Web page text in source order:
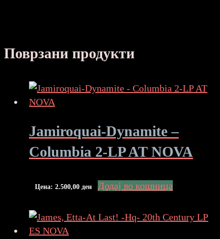
Поврзани продукти
Jamiroquai-Dynamite –
Columbia 2-LP AT NOVA
Цена: 2.500,00 ден Додај во кошница